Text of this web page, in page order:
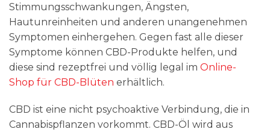
Stimmungsschwankungen, Ängsten,
Hautunreinheiten und anderen unangenehmen
Symptomen einhergehen. Gegen fast alle dieser
Symptome können CBD-Produkte helfen, und
diese sind rezeptfrei und völlig legal im Online-
Shop für CBD-Blüten erhältlich.
CBD ist eine nicht psychoaktive Verbindung, die in
Cannabispflanzen vorkommt. CBD-Öl wird aus